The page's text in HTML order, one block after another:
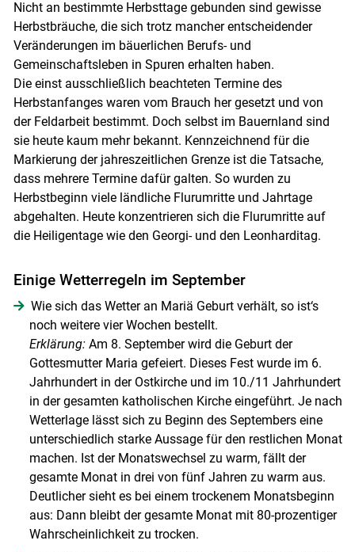
Nicht an bestimmte Herbsttage gebunden sind gewisse
Herbstbräuche, die sich trotz mancher entscheidender
Veränderungen im bäuerlichen Berufs- und
Gemeinschaftsleben in Spuren erhalten haben.
Die einst ausschließlich beachteten Termine des
Herbstanfanges waren vom Brauch her gesetzt und von
der Feldarbeit bestimmt. Doch selbst im Bauernland sind
sie heute kaum mehr bekannt. Kennzeichnend für die
Markierung der jahreszeitlichen Grenze ist die Tatsache,
dass mehrere Termine dafür galten. So wurden zu
Herbstbeginn viele ländliche Flurumritte und Jahrtage
abgehalten. Heute konzentrieren sich die Flurumritte auf
die Heiligentage wie den Georgi- und den Leonharditag.
Einige Wetterregeln im September
Wie sich das Wetter an Mariä Geburt verhält, so ist‘s
noch weitere vier Wochen bestellt.
Erklärung:Am 8. September wird die Geburt der
Gottesmutter Maria gefeiert. Dieses Fest wurde im 6.
Jahrhundert in der Ostkirche und im 10./11 Jahrhundert
in der gesamten katholischen Kirche eingeführt. Je nach
Wetterlage lässt sich zu Beginn des Septembers eine
unterschiedlich starke Aussage für den restlichen Monat
machen. Ist der Monatswechsel zu warm, fällt der
gesamte Monat in drei von fünf Jahren zu warm aus.
Deutlicher sieht es bei einem trockenem Monatsbeginn
aus: Dann bleibt der gesamte Monat mit 80-prozentiger
Wahrscheinlichkeit zu trocken.